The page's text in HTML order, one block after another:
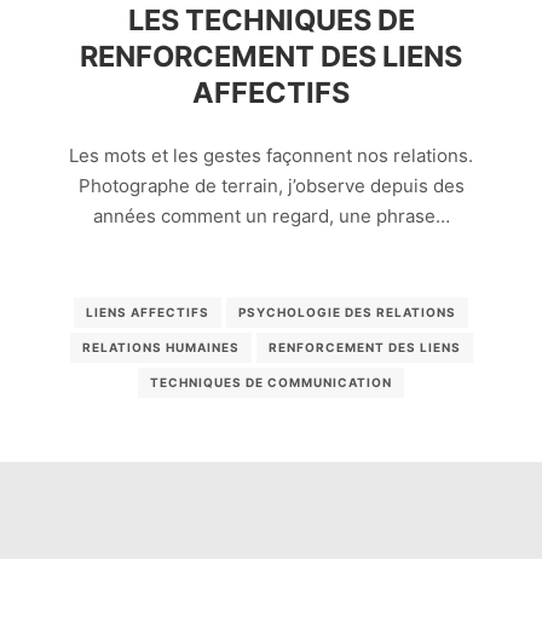
LES TECHNIQUES DE
RENFORCEMENT DES LIENS
AFFECTIFS
Les mots et les gestes façonnent nos relations.
Photographe de terrain, j’observe depuis des
années comment un regard, une phrase…
LIENS AFFECTIFS PSYCHOLOGIE DES RELATIONS
RELATIONS HUMAINES RENFORCEMENT DES LIENS
TECHNIQUES DE COMMUNICATION